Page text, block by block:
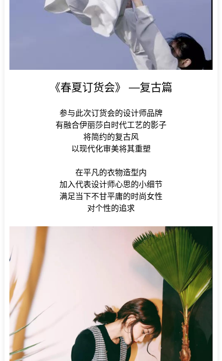
《春夏订货会》 —复古篇
参与此次订货会的设计师品牌
有融合伊丽莎白时代工艺的影子
将简约的复古风
以现代化审美将其重塑
在平凡的衣物造型内
加入代表设计师心思的小细节
满足当下不甘平庸的时尚女性
对个性的追求